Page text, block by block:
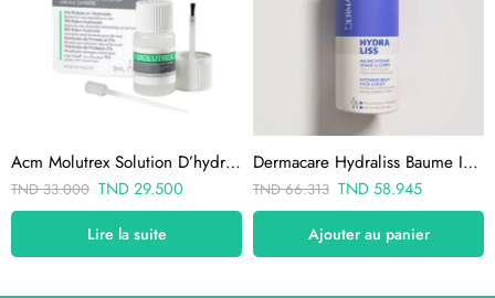
Acm Molutrex Solution D’hydroxyde De Potassium 3ml
TND33.000 TND29.500
Lire la suite
Dermacare Hydraliss Baume Intensif 500 ML
TND66.313 TND58.945
Ajouter au panier